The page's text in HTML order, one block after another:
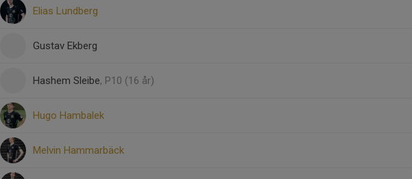
Elias Lundberg
Gustav Ekberg
Hashem Sleibe, P10 (16 år)
Hugo Hambalek
Melvin Hammarbäck